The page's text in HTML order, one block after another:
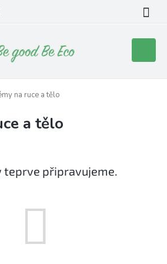
košík
na ruce a tělo
a tělo
teprve připravujeme.